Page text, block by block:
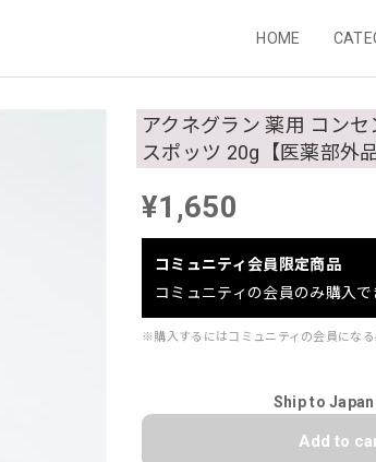
HOME
アクネグラン 薬用 コン
スポッツ 20g【医薬部外品
¥1,650
コミュニティ会員限定商品
コミュニティの会員のみ購入で
※購入するにはコミュニティの会員になる
Ship to
Add to